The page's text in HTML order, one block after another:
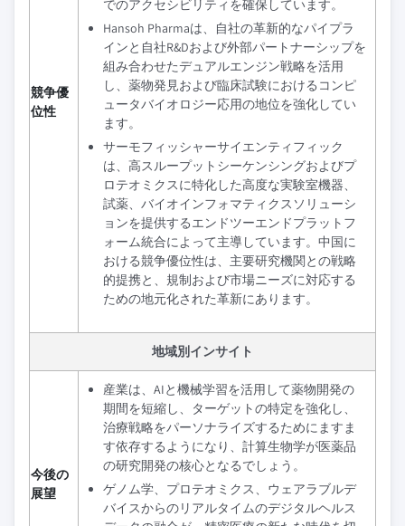
競争優
位性
でのアクセシビリティを確保しています。
Hansoh Pharmaは、自社の革新的なパイプラ
インと自社R&Dおよび外部パートナーシップを
組み合わせたデュアルエンジン戦略を活用
し、薬物発見および臨床試験におけるコンピ
ュータバイオロジー応用の地位を強化してい
ます。
サーモフィッシャーサイエンティフィック
は、高スループットシーケンシングおよびプ
ロテオミクスに特化した高度な実験室機器、
試薬、バイオインフォマティクスソリューシ
ョンを提供するエンドツーエンドプラットフ
ォーム統合によって主導しています。中国に
おける競争優位性は、主要研究機関との戦略
的提携と、規制および市場ニーズに対応する
ための地元化された革新にあります。
地域別インサイト
今後の
展望
産業は、AIと機械学習を活用して薬物開発の
期間を短縮し、ターゲットの特定を強化し、
治療戦略をパーソナライズするためにますま
す依存するようになり、計算生物学が医薬品
の研究開発の核心となるでしょう。
ゲノム学、プロテオミクス、ウェアラブルデ
バイスからのリアルタイムのデジタルヘルス